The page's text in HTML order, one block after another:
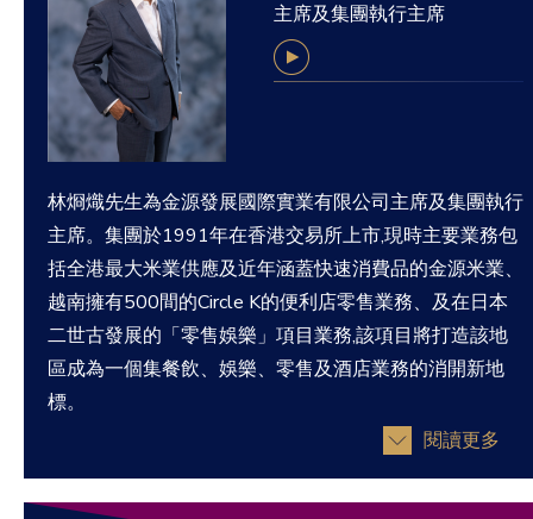
主席及集團執行主席
林烱熾先生為金源發展國際實業有限公司主席及集團執行
主席。集團於1991年在香港交易所上市,現時主要業務包
括全港最大米業供應及近年涵蓋快速消費品的金源米業、
越南擁有500間的Circle K的便利店零售業務、及在日本
二世古發展的「零售娛樂」項目業務,該項目將打造該地
區成為一個集餐飲、娛樂、零售及酒店業務的消開新地
標。
閱讀更多